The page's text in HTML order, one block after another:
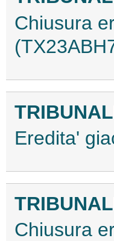
Chiusura
Eredita'
Chiusura